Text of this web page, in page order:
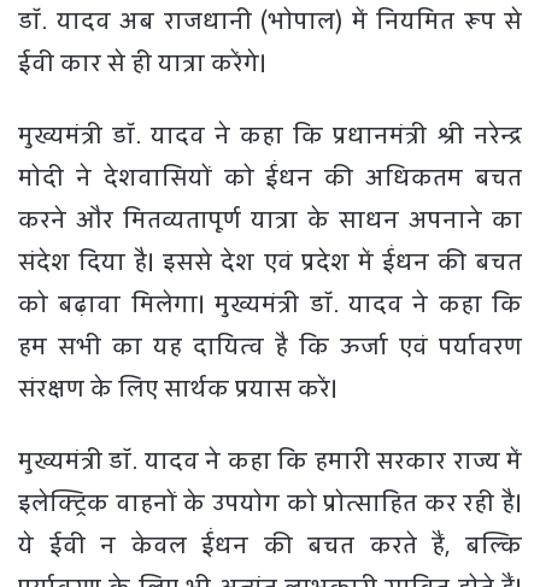
डॉ. यादव अब राजधानी (भोपाल) में नियमित रूप से
ईवी कार से ही यात्रा करेंगे।
मुख्यमंत्री डॉ. यादव ने कहा कि प्रधानमंत्री श्री नरेन्द्र
मोदी ने देशवासियों को ईंधन की अधिकतम बचत
करने और मितव्यतापूर्ण यात्रा के साधन अपनाने का
संदेश दिया है। इससे देश एवं प्रदेश में ईंधन की बचत
को बढ़ावा मिलेगा। मुख्यमंत्री डॉ. यादव ने कहा कि
हम सभी का यह दायित्व है कि ऊर्जा एवं पर्यावरण
संरक्षण के लिए सार्थक प्रयास करें।
मुख्यमंत्री डॉ. यादव ने कहा कि हमारी सरकार राज्य में
इलेक्ट्रिक वाहनों के उपयोग को प्रोत्साहित कर रही है।
ये ईवी न केवल ईंधन की बचत करते हैं, बल्कि